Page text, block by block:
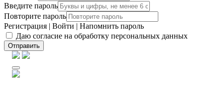
Введите пароль
Повторите пароль
Регистрация | Войти | Напомнить пароль
Даю согласие на обработку персональных данных
Отправить